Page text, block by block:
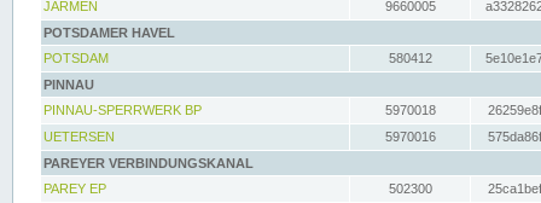
JARMEN
9660005
POTSDAMER HAVEL
POTSDAM
580412
PINNAU
PINNAU-SPERRWERK BP
5970018
UETERSEN
5970016
PAREYER VERBINDUNGSKANAL
PAREY EP
502300